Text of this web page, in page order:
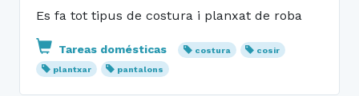
Es fa tot tipus de costura i planxat de roba
Tareas domésticas costura
cosir
plantxar
pantalons